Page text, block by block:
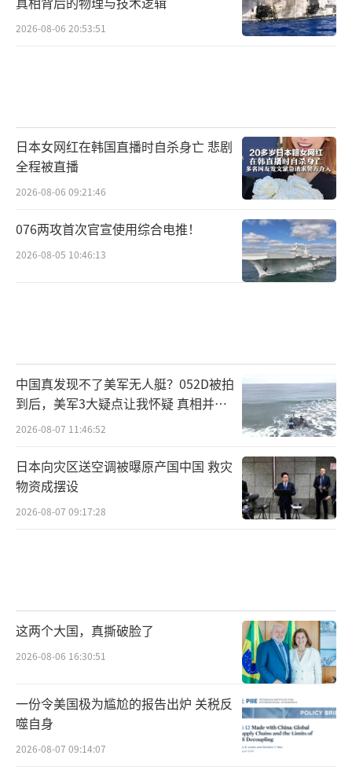
传播的速度。
色列”三个字，它目前更像是个被抛出的坐
标，而不是终点。真相多半不会在电台片刻的
惊呼里，它需要更慢的工作、更难的追索，也
需要更克制的情绪。
（责任编辑：卢其龙 CM0882）
2026-08-06 20:53:51
日本女网红在韩国直播时自杀身亡 悲剧
全程被直播
2026-08-06 09:21:46
076两攻首次官宣使用综合电推！
2026-08-05 10:46:13
中国真发现不了美军无人艇？052D被拍
到后，美军3大疑点让我怀疑 真相并非
如此
2026-08-07 11:46:52
日本向灾区送空调被曝原产国中国 救灾
物资成摆设
2026-08-07 09:17:28
这两个大国，真撕破脸了
2026-08-06 16:30:51
一份令美国极为尴尬的报告出炉 关税反
噬自身
2026-08-07 09:14:07